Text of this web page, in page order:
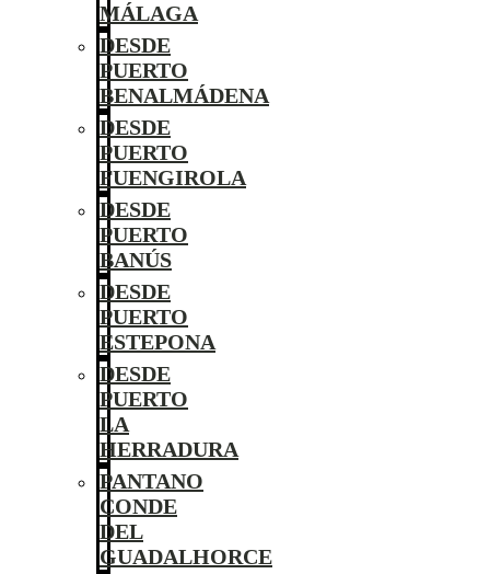
MÁLAGA
DESDE
PUERTO
BENALMÁDENA
DESDE
PUERTO
FUENGIROLA
DESDE
PUERTO
BANÚS
DESDE
PUERTO
ESTEPONA
DESDE
PUERTO
LA
HERRADURA
PANTANO
CONDE
DEL
GUADALHORCE